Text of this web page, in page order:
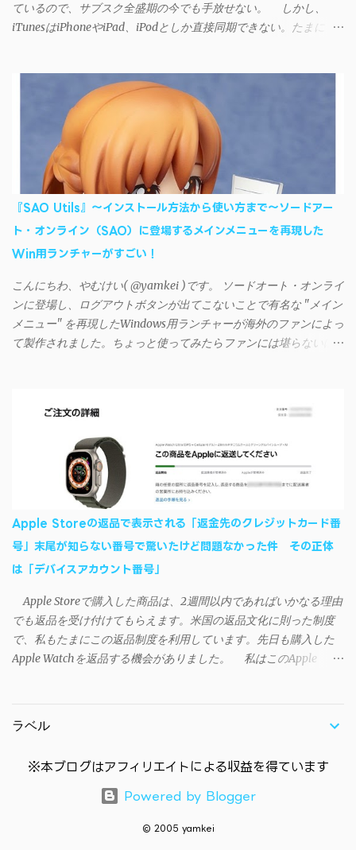
ているので、サブスク全盛期の今でも手放せない。 しかし、
iTunesはiPhoneやiPad、iPodとしか直接同期できない。たまに
ドパーティー製のアプリを PC と Androidデバイス それぞれにイン
ストールすれば、Wi-Fiや USB接続 を通じて同期できるようにな
る。私も 2012年頃にAndroidウォークマン を使い始めた頃から便
利に活用させてもらっていたのだが、2023年現在はiSyncrを使っ
て同期ができないという声を多数見かけるようになった。 具体
的には、PC側のiSyncrアプリで設定したパスワードをAndroidアプ
リに入力しようとすると、入力したパスワードが保存されず、い
つまでたっても再度入力を促されるというもの。 この不具合を
回避するには、次の手順が有効だ。 Androidデバイスの言語を英語
に設定する （念のため）再起動する iSyncrでパスワードを入力す
すれば完了 一度この手順を施せば、言語設定は日本語に戻して
もOKだ。これでWi-Fiを使った同期機能が使えるようになる。USB
接続による同期については、アプリに根本的な不具合が発生して
おり、現時点で使えないようだ。諦めよう。 今回の不具合につ
iSyncrを活用することで、Androidデバイスでもレート機能や再生
ートフォンに移行したい場合に役立つはずだ。
『SAO Utils』～インストール方法から使い方まで～ソードアー
ト・オンライン（SAO）に登場するメインメニューを再現した
Win用ランチャーがすごい！
こんにちわ、やむけい( @yamkei )です。 ソードオート・オンライ
ンに登場し、ログアウトボタンが出てこないことで有名な "メイン
メニュー" を再現したWindows用ランチャーが海外のファンによっ
て製作されました。ちょっと使ってみたらファンには堪らないほ
す・・・。カッコイイ！！ 開発ページ（英語） gpbeta.com - The
SAO Utilities Project – development log インストール（導入）手順
1. 開発ページ のDownloadsの項目から自分のOSにあったファイル
をダウンロードする。 Windows（Windows2000, XP, Vista, Win7,
Win8）に対応です。 （ ◆自分のパソコンが 32 ビット版か 64 ビッ
ト版かを確認したい ） 2.ダウンロードしたファイルを解凍後、
（自分はProgram Filesの中に移動させちゃいました）フォルダの
中にある SAO Utils.exe を実行。 3.アップデートがある場合は起動
時に知らせてくれるので、パッチをダウンロードしましょう。 ダ
て切り取り、先ほどダウンロードした SAO Utilsフォルダ へ貼り付
け、新しいファイルへ置き換えることで適用できます。 起動方法
と各種設定 アップデートが完了したら改めて SAO Utils.exe を起動
すると、アニメで見覚えのあるスプラッシュウィンドウがSEとと
（ランチャーの中からも可能です）簡単ですが日本語訳。（現在
できていなかったら？ 自動...
Apple Storeの返品で表示される「返金先のクレジットカード番
号」末尾が知らない番号で驚いたけど問題なかった件 その正体
は「デバイスアカウント番号」
Apple Storeで購入した商品は、2週間以内であればいかなる理由
でも返品を受け付けてもらえます。米国の返品文化に則った制度
で、私もたまにこの返品制度を利用しています。先日も購入した
Apple Watchを返品する機会がありました。 私はこのApple
が、返品状況が分かる概要ページには見覚えのないクレカ番号
ー部分参照）。 Apple Payのメインカードに登録しているクレカ
の番号末尾はYYYYだったので、この時点で頭の中は「？？？？」
混乱してしまいました。 「何らかのエラーで知らない人のクレ
ラベル
※本ブログはアフィリエイトによる収益を得ています
Powered by Blogger
© 2005 yamkei